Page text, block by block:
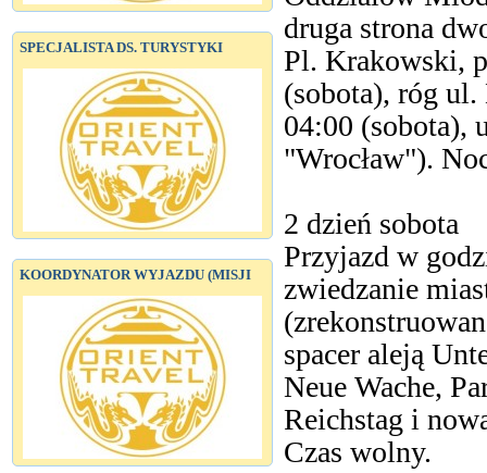
SPECJALISTA DS. TURYSTYKI
KOORDYNATOR WYJAZDU (MISJI
druga strona
Pl. Krakowski,
(sobota), róg
04:00 (sobota),
"Wrocław").
2 dzień sobota
Przyjazd w
zwiedzanie
spacer aleją
Neue Wache,
Reichstag i
Czas wolny.